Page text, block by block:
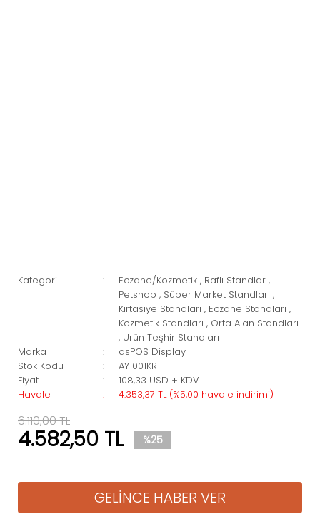
Kategori Eczane/Kozmetik , Raflı Standlar ,
Petshop , Süper Market Standları ,
Kırtasiye Standları , Eczane Standları ,
Kozmetik Standları , Orta Alan Standları
, Ürün Teşhir Standları
Marka
asPOS Display
Stok Kodu
AY1001KR
Fiyat
108,33 USD + KDV
Havale
4.353,37 TL (%5,00 havale indirimi)
6.110,00 TL
4.582,50 TL %25
GELİNCE HABER VER